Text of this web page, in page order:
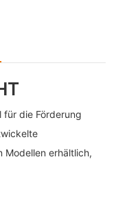
für die Förderung
Modellen erhältlich,